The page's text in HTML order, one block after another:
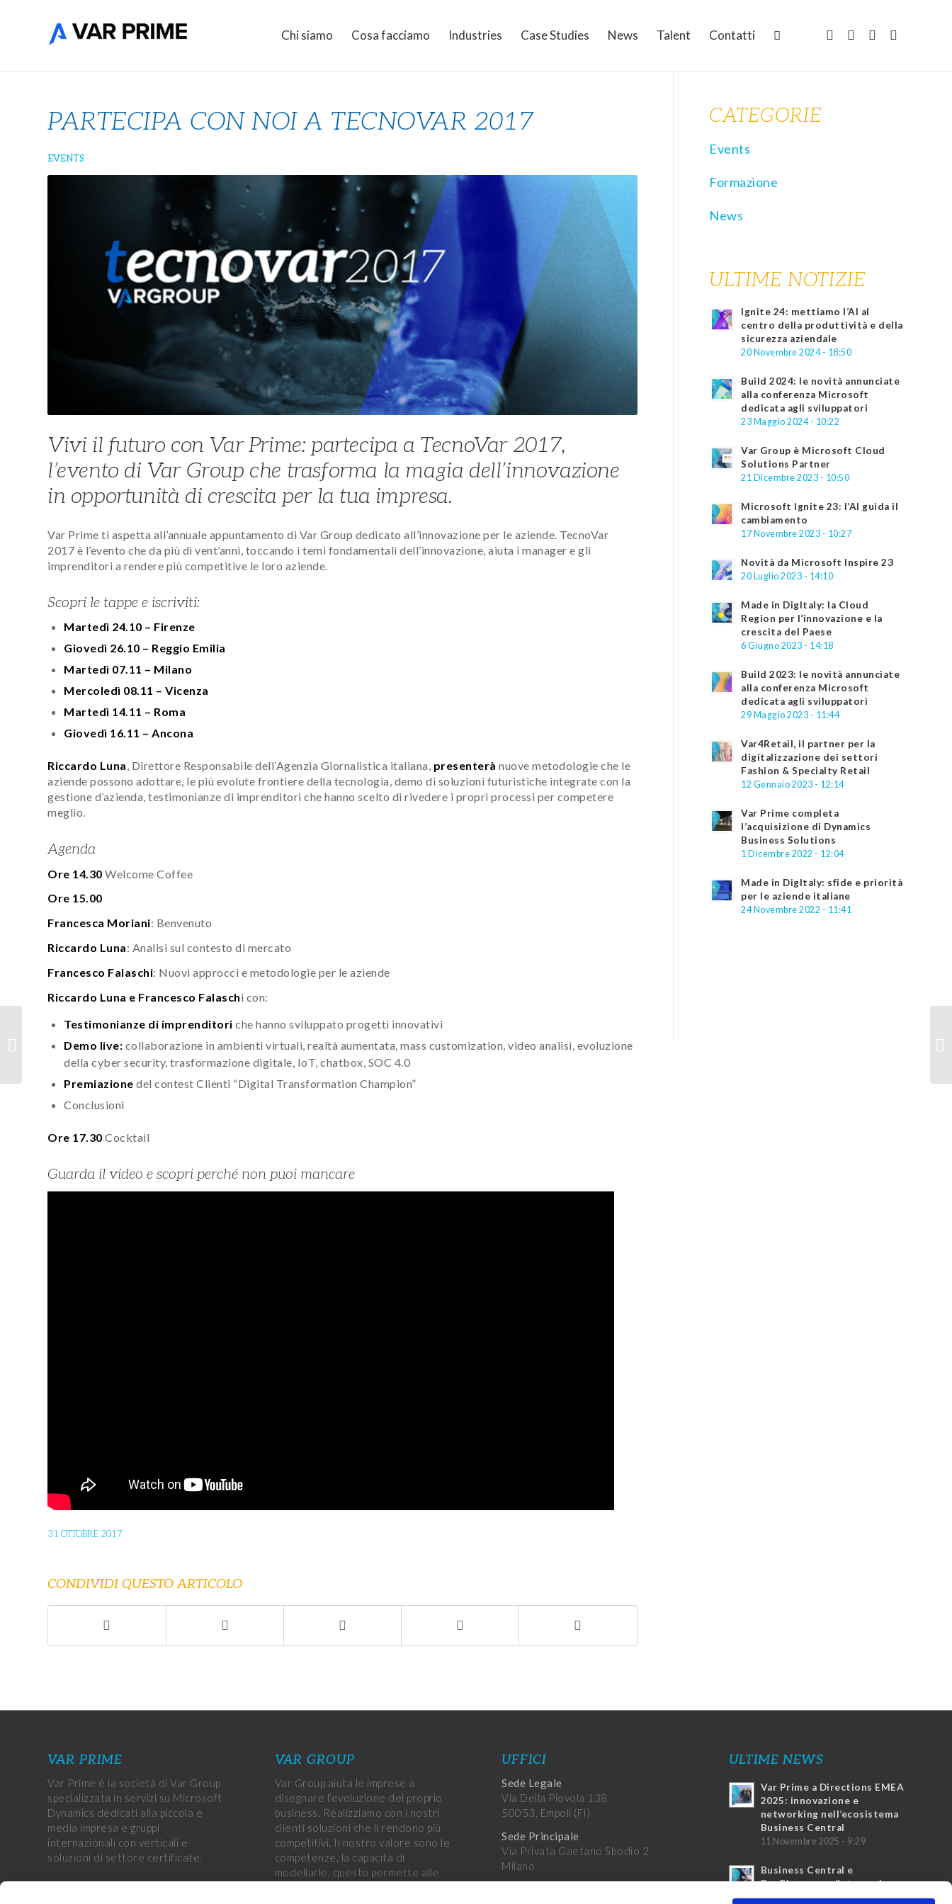
Chi siamo Cosa facciamo Industries Case Studies News Talent Contatti
PARTECIPA CON NOI A TECNOVAR 2017
EVENTS
Vivi il futuro con Var Prime: partecipa a TecnoVar 2017,
l’evento di Var Group che trasforma la magia dell’innovazione
in opportunità di crescita per la tua impresa.
Var Prime ti aspetta all’annuale appuntamento di Var Group dedicato all’innovazione per le aziende. TecnoVar
2017 è l’evento che da più di vent’anni, toccando i temi fondamentali dell’innovazione, aiuta i manager e gli
imprenditori a rendere più competitive le loro aziende.
Scopri le tappe e iscriviti:
Martedì 24.10 – Firenze
Giovedì 26.10 – Reggio Emilia
Martedì 07.11 – Milano
Mercoledì 08.11 – Vicenza
Martedì 14.11 – Roma
Giovedì 16.11 – Ancona
Riccardo Luna , Direttore Responsabile dell’Agenzia Giornalistica italiana, presenterà nuove metodologie che le
aziende possono adottare, le più evolute frontiere della tecnologia, demo di soluzioni futuristiche integrate con la
gestione d’azienda, testimonianze di imprenditori che hanno scelto di rivedere i propri processi per competere
meglio.
Agenda
Ore 14.30 Welcome Coffee
Ore 15.00
Francesca Moriani: Benvenuto
Riccardo Luna: Analisi sul contesto di mercato
Francesco Falaschi: Nuovi approcci e metodologie per le aziende
Riccardo Luna e Francesco Falaschi con:
Testimonianze di imprenditori che hanno sviluppato progetti innovativi
Demo live: collaborazione in ambienti virtuali, realtà aumentata, mass customization, video analisi, evoluzione
della cyber security, trasformazione digitale, IoT, chatbox, SOC 4.0
Premiazione del contest Clienti “Digital Transformation Champion”
Conclusioni
Ore 17.30 Cocktail
Guarda il video e scopri perché non puoi mancare
31 OTTOBRE 2017
CONDIVIDI QUESTO ARTICOLO
CATEGORIE
Events
Formazione
News
ULTIME NOTIZIE
Ignite 24: mettiamo l’AI al
centro della produttività e della
sicurezza aziendale
20 Novembre 2024 - 18:50
Build 2024: le novità annunciate
alla conferenza Microsoft
dedicata agli sviluppatori
23 Maggio 2024 - 10:22
Var Group è Microsoft Cloud
Solutions Partner
21 Dicembre 2023 - 10:50
Microsoft Ignite 23: l’AI guida il
cambiamento
17 Novembre 2023 - 10:27
Novità da Microsoft Inspire 23
20 Luglio 2023 - 14:10
Made in DigItaly: la Cloud
Region per l’innovazione e la
crescita del Paese
6 Giugno 2023 - 14:18
Build 2023: le novità annunciate
alla conferenza Microsoft
dedicata agli sviluppatori
29 Maggio 2023 - 11:44
Var4Retail, il partner per la
digitalizzazione dei settori
Fashion & Specialty Retail
12 Gennaio 2023 - 12:14
Var Prime completa
l’acquisizione di Dynamics
Business Solutions
1 Dicembre 2022 - 12:04
Made in DigItaly: sfide e priorità
per le aziende italiane
24 Novembre 2022 - 11:41
VAR PRIME
Var Prime è la società di Var Group
specializzata in servizi su Microsoft
Dynamics dedicati alla piccola e
media impresa e gruppi
internazionali con verticali e
soluzioni di settore certificate.
VAR GROUP
Var Group aiuta le imprese a
disegnare l’evoluzione del proprio
business. Realizziamo con i nostri
clienti soluzioni che li rendono più
competitivi. Il nostro valore sono le
competenze, la capacità di
modellarle, questo permette alle
UFFICI
Sede Legale
Via Della Piovola 138
50053, Empoli (FI)
Sede Principale
Via Privata Gaetano Sbodio 2
Milano
ULTIME NEWS
Var Prime a Directions EMEA
2025: innovazione e
networking nell’ecosistema
Business Central
11 Novembre 2025 - 9:29
Business Central e
DocFinance: un’integrazione
vincente
Novità da Direction
NAV 2018 e Dynamics
365 Tenerife